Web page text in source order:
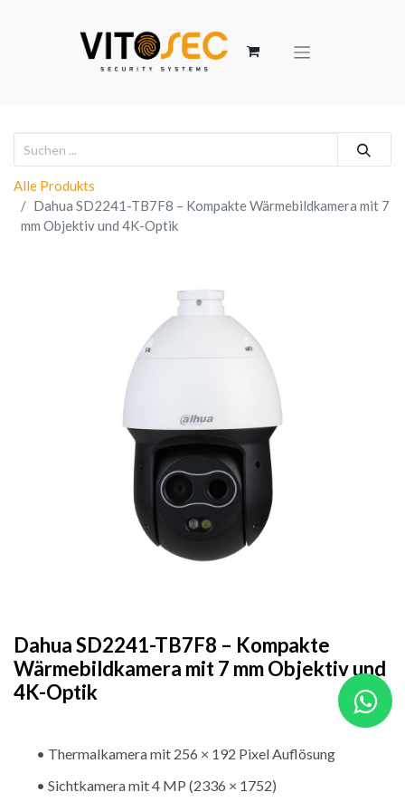
Alle Produkts
Dahua SD2241-TB7F8 – Kompakte Wärmebildkamera mit 7
mm Objektiv und 4K-Optik
Dahua SD2241-TB7F8 – Kompakte
Wärmebildkamera mit 7 mm Objektiv und
4K-Optik
• Thermalkamera mit 256 × 192 Pixel Auflösung
• Sichtkamera mit 4 MP (2336 × 1752)